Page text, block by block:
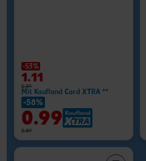
-53%
1.11
2.39
Mit Kaufland Card XTRA **
-58%
0.99
2.39